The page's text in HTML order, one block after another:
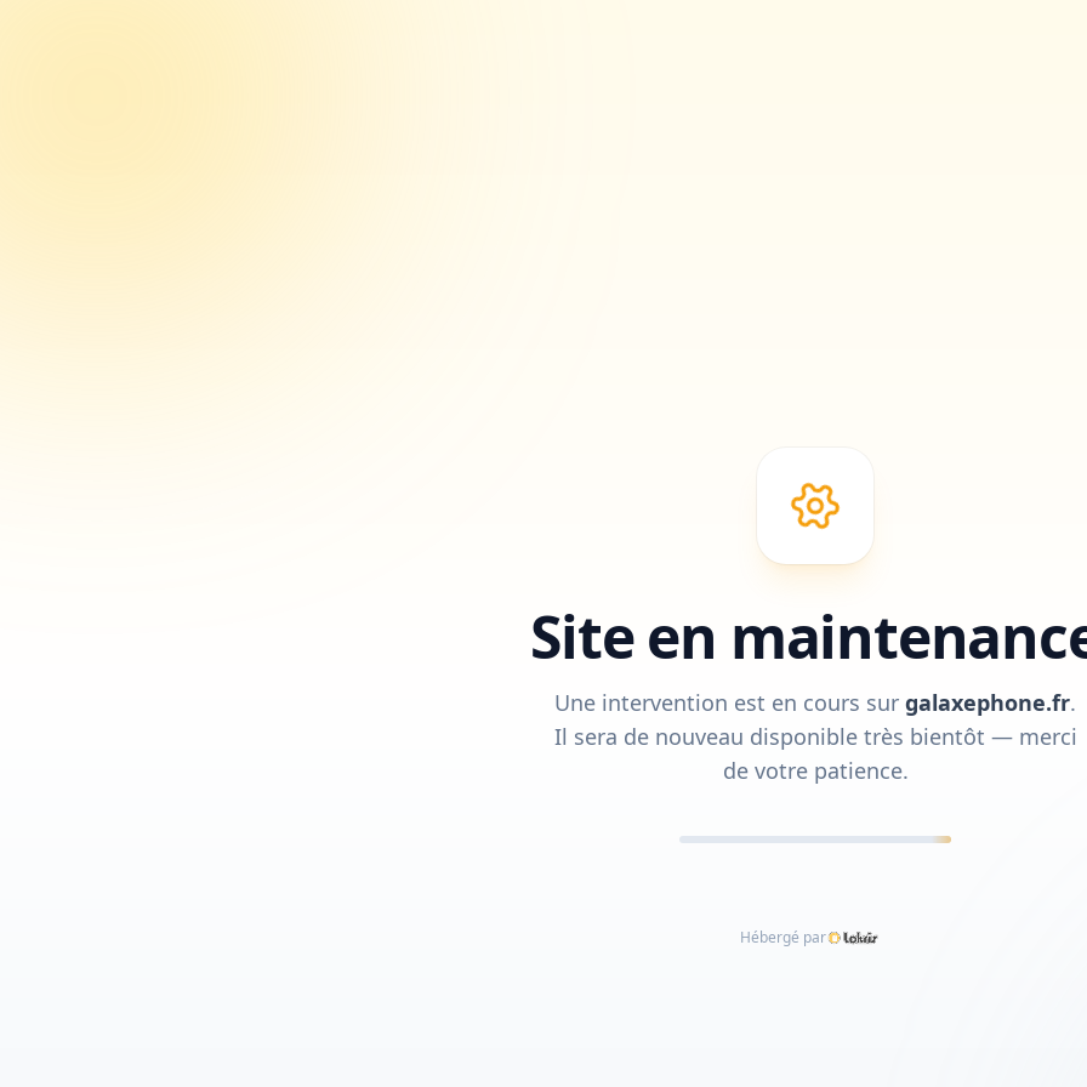
Site en
Une intervention est en cours sur galaxephone.fr.
Il sera de nouveau disponible très bientôt — merci
de votre patience.
Hébergé par